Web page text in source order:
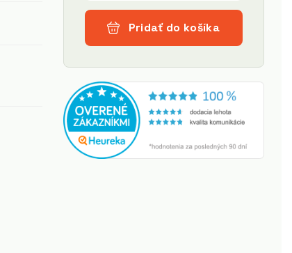
Pridať do košíka